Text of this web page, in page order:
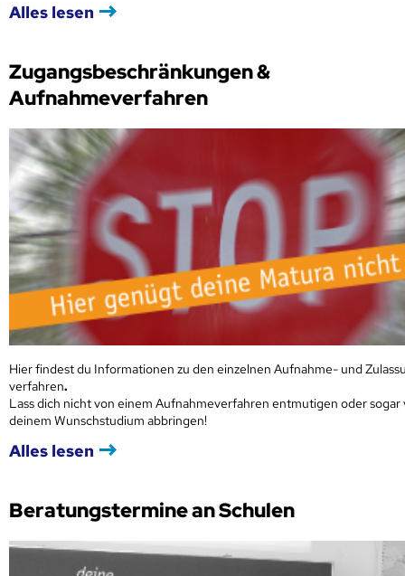
Alles lesen
Zugangsbeschränkungen &
Aufnahmeverfahren
Hier findest du Informationen zu den einzelnen Aufnahme- und
verfahren.
Lass dich nicht von einem Aufnahmeverfahren entmutigen oder sogar
deinem Wunschstudium abbringen!
Alles lesen
Beratungstermine an Schulen